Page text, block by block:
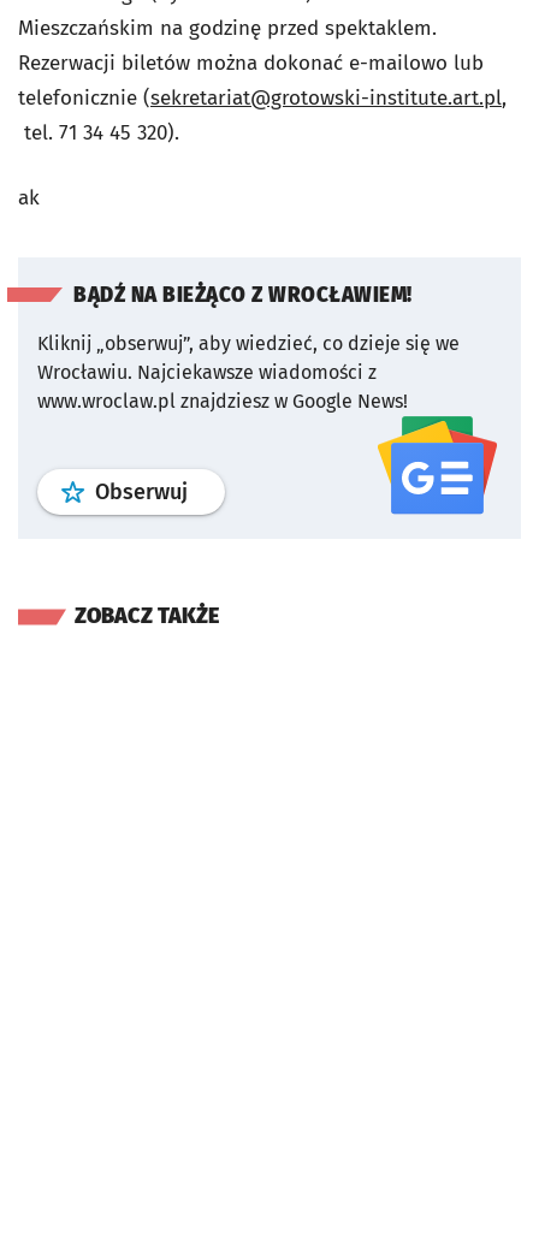
Mieszczańskim na godzinę przed spektaklem.
Rezerwacji biletów można dokonać e-mailowo lub
telefonicznie (sekretariat@grotowski-institute.art.pl,
tel. 71 34 45 320).
ak
BĄDŹ NA BIEŻĄCO Z WROCŁAWIEM!
Kliknij „obserwuj”, aby wiedzieć, co dzieje się we
Wrocławiu. Najciekawsze wiadomości z
www.wroclaw.pl znajdziesz w Google News!
Obserwuj profil serwisu
ZOBACZ TAKŻE